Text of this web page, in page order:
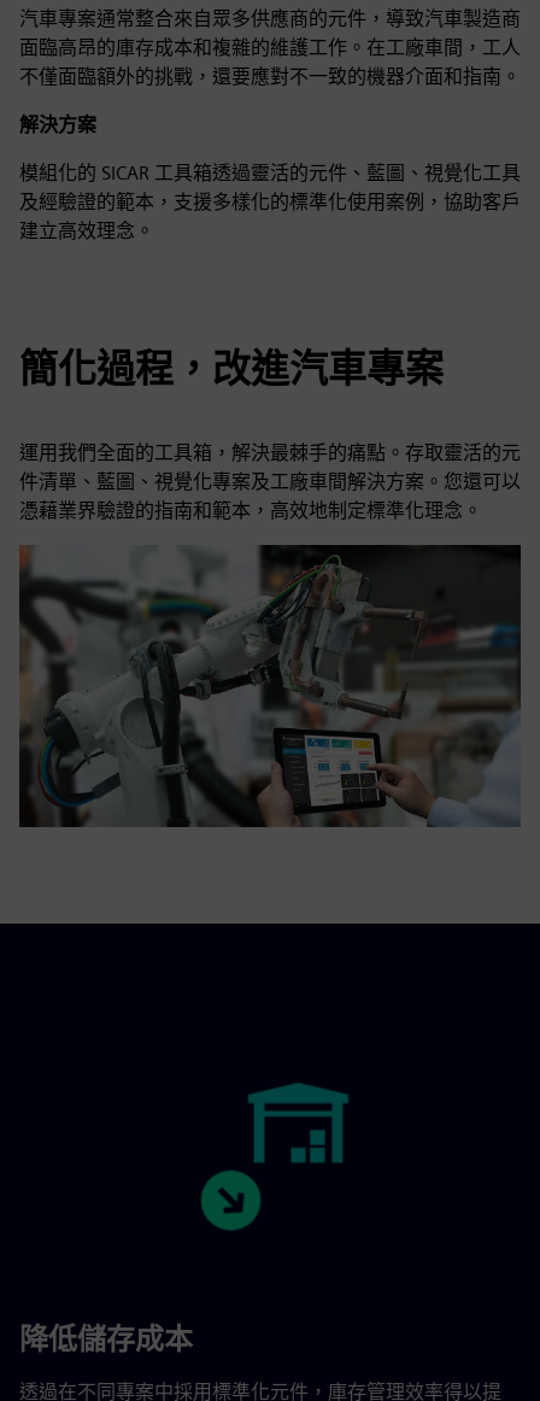
汽車專案通常整合來自眾多供應商的元件，導致汽車製造商
面臨高昂的庫存成本和複雜的維護工作。在工廠車間，工人
不僅面臨額外的挑戰，還要應對不一致的機器介面和指南。
解決方案
模組化的 SICAR 工具箱透過靈活的元件、藍圖、視覺化工具
及經驗證的範本，支援多樣化的標準化使用案例，協助客戶
建立高效理念。
簡化過程，改進汽車專案
運用我們全面的工具箱，解決最棘手的痛點。存取靈活的元
件清單、藍圖、視覺化專案及工廠車間解決方案。您還可以
憑藉業界驗證的指南和範本，高效地制定標準化理念。
降低儲存成本
透過在不同專案中採用標準化元件，庫存管理效率得以提